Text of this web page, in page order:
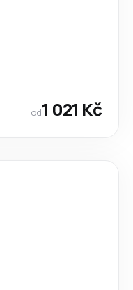
od1 021 Kč